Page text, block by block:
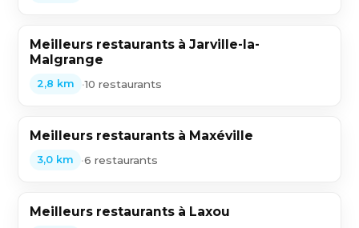
Meilleurs restaurants à Jarville-la-
Malgrange
2,8 km •10 restaurants
Meilleurs restaurants à Maxéville
3,0 km •6 restaurants
Meilleurs restaurants à Laxou